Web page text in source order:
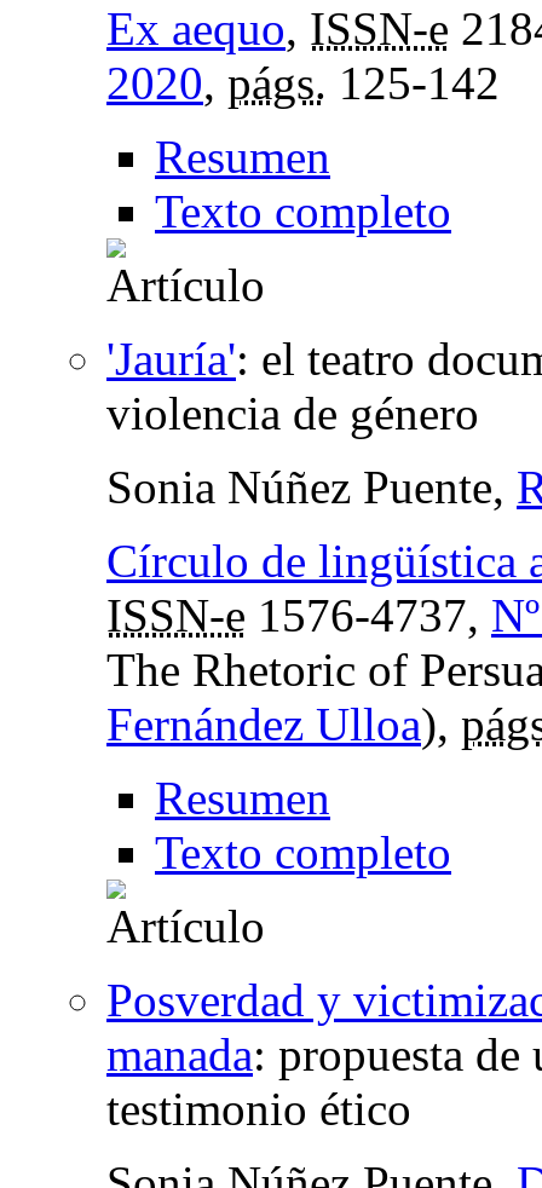
Ex aequo, ISSN-e
2020, págs. 125-142
Resumen
Texto completo
'Jauría': el teatro
violencia de género
Sonia Núñez Puente,
Círculo de lingüística
ISSN-e 1576-4737,
The Rhetoric of
Fernández Ulloa),
Resumen
Texto completo
Posverdad y
manada: propuesta
testimonio ético